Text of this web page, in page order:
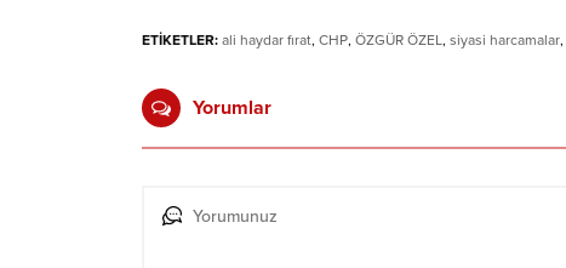
ETİKETLER: ali haydar fırat, CHP, ÖZGÜR ÖZEL, siyasi harcamalar,
Yorumlar